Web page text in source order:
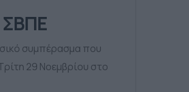
ΣΒΠΕ
συμπέρασμα που
29 Νοεμβρίου στο